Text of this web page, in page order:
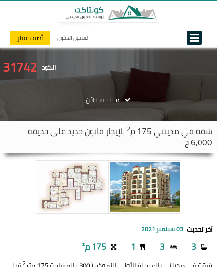
تسجيل الدخول أضف عقار
الكود 31742
شقة فيمدينتي 2 للإيجار قانون جديد على حديقة
6,000 ج
متاحة الآن
آخر تحديث 03 سبتمبر 2021
3
3
1 175 م²
2